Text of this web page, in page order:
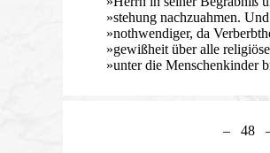
»stehung nachzuahmen. Und
»nothwendiger, da
»gewißheit über alle
»unter die Menschenkinder
– 48